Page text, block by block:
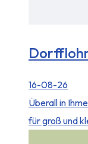
16-08-26
Überall in
für groß und